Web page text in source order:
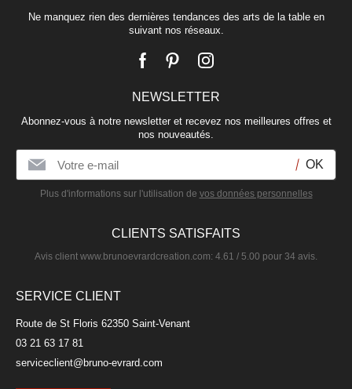
Ne manquez rien des dernières tendances des arts de la table en
suivant nos réseaux.
NEWSLETTER
Abonnez-vous à notre newsletter et recevez nos meilleures offres et
nos nouveautés.
Plus d'informations sur l'utilisation de vos données personnelles
CLIENTS SATISFAITS
Avis client www.brunoevrardcreation.com: 4.61 / 5.00 pour 34 avis.
SERVICE CLIENT
Route de St Floris 62350 Saint-Venant
03 21 63 17 81
serviceclient@bruno-evrard.com